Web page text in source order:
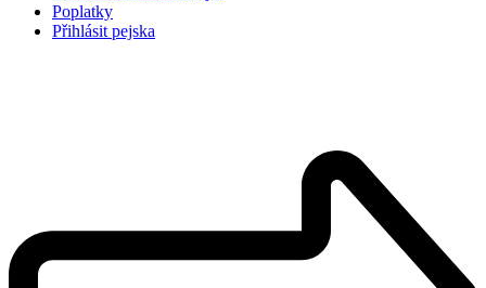
Poplatky
Přihlásit pejska